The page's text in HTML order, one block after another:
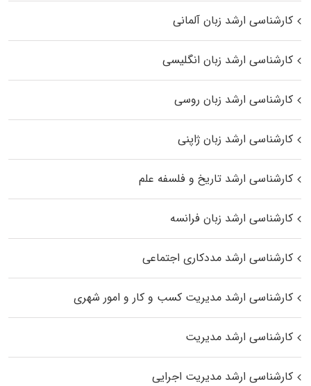
کارشناسی ارشد زبان آلمانی
کارشناسی ارشد زبان انگلیسی
کارشناسی ارشد زبان روسی
کارشناسی ارشد زبان ژاپنی
کارشناسی ارشد تاریخ و فلسفه علم
کارشناسی ارشد زبان فرانسه
کارشناسی ارشد مددکاری اجتماعی
کارشناسی ارشد مدیریت کسب و کار و امور شهری
کارشناسی ارشد مدیریت
کارشناسی ارشد مدیریت اجرایی